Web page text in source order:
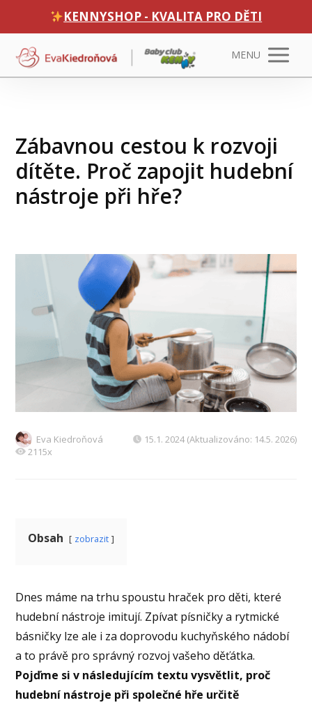
KENNYSHOP - KVALITA PRO DĚTI
MENU
Zábavnou cestou k rozvoji
dítěte. Proč zapojit hudební
nástroje při hře?
Eva Kiedroňová
15.1. 2024 (Aktualizováno: 14.5. 2026)
2115x
Obsah zobrazit
Dnes máme na trhu spoustu hraček pro děti, které
hudební nástroje imitují. Zpívat písničky a rytmické
básničky lze ale i za doprovodu kuchyňského nádobí
a to právě pro správný rozvoj vašeho děťátka.
Pojďme si v následujícím textu vysvětlit, proč
hudební nástroje při společné hře určitě